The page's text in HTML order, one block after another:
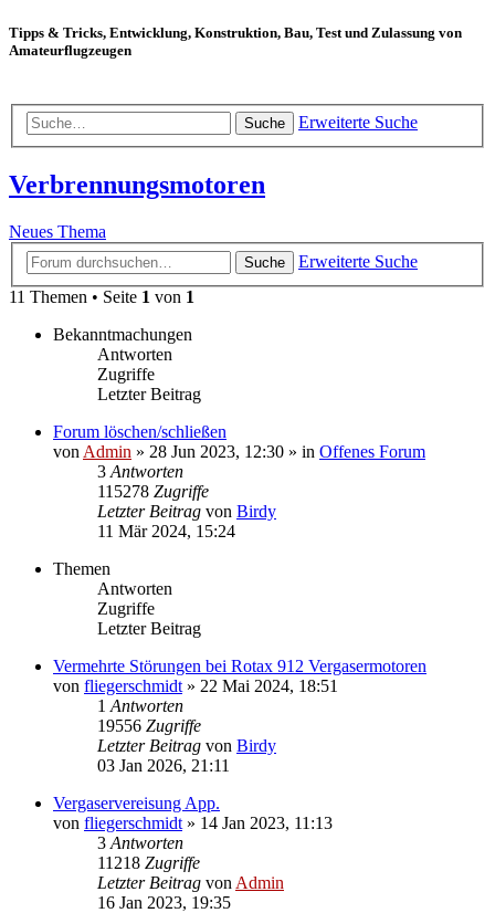
Tipps & Tricks, Entwicklung, Konstruktion, Bau, Test und Zulassung von
Amateurflugzeugen
Suche Erweiterte Suche
Verbrennungsmotoren
Neues Thema
Suche
Erweiterte Suche
11 Themen • Seite 1 von 1
Bekanntmachungen
Antworten
Zugriffe
Letzter Beitrag
Forum löschen/schließen
von Admin » 28 Jun 2023, 12:30 » in Offenes Forum
3 Antworten
115278 Zugriffe
Letzter Beitrag von Birdy
11 Mär 2024, 15:24
Themen
Antworten
Zugriffe
Letzter Beitrag
Vermehrte Störungen bei Rotax 912 Vergasermotoren
von fliegerschmidt » 22 Mai 2024, 18:51
1 Antworten
19556 Zugriffe
Letzter Beitrag von Birdy
03 Jan 2026, 21:11
Vergaservereisung App.
von fliegerschmidt » 14 Jan 2023, 11:13
3 Antworten
11218 Zugriffe
Letzter Beitrag von Admin
16 Jan 2023, 19:35